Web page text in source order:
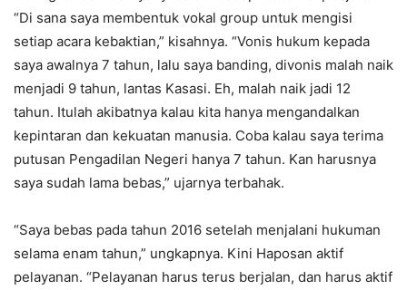
“Di sana saya membentuk vokal group untuk mengisi
setiap acara kebaktian,” kisahnya. “Vonis hukum kepada
saya awalnya 7 tahun, lalu saya banding, divonis malah naik
menjadi 9 tahun, lantas Kasasi. Eh, malah naik jadi 12
tahun. Itulah akibatnya kalau kita hanya mengandalkan
kepintaran dan kekuatan manusia. Coba kalau saya terima
putusan Pengadilan Negeri hanya 7 tahun. Kan harusnya
saya sudah lama bebas,” ujarnya terbahak.
“Saya bebas pada tahun 2016 setelah menjalani hukuman
selama enam tahun,” ungkapnya. Kini Haposan aktif
pelayanan. “Pelayanan harus terus berjalan, dan harus aktif